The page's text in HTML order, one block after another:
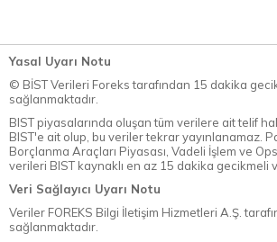
Yasal Uyarı Notu
© BİST Verileri Foreks tarafından 15 dakika
sağlanmaktadır.
BIST piyasalarında oluşan tüm verilere ait telif
BIST'e ait olup, bu veriler tekrar yayınlanamaz.
Borçlanma Araçları Piyasası, Vadeli İşlem ve
verileri BIST kaynaklı en az 15 dakika gecikmeli
Veri Sağlayıcı Uyarı Notu
Veriler FOREKS Bilgi İletişim Hizmetleri A.Ş.
sağlanmaktadır.